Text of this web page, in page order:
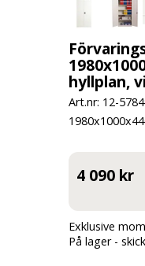
hyllplan,
Art.nr: 12-
4 090 kr
Exklusive
På lager -